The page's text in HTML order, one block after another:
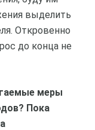
выделить
Откровенно
до конца не
меры
Пока